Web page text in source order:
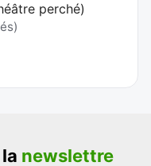
perché)
newslettre